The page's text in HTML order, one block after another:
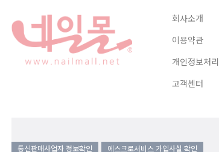
회사소개
이용약관
개인정보처
고객센터
통신판매사업자 정보확인 에스크로서비스 가입사실 확인